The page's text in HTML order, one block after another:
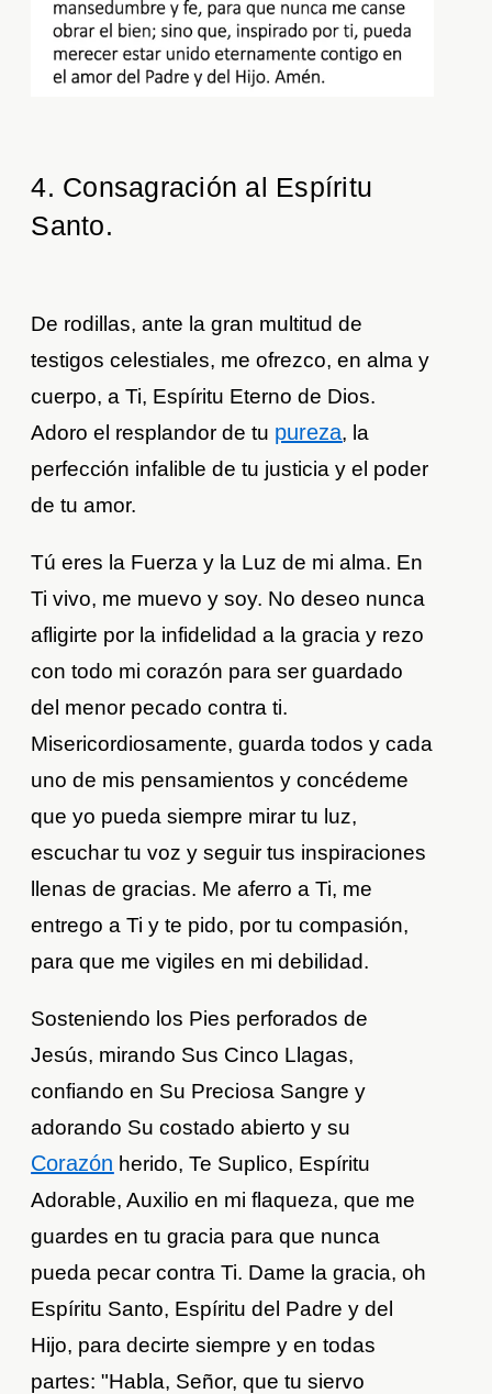
4. Consagración al Espíritu
Santo.
De rodillas, ante la gran multitud de
testigos celestiales, me ofrezco, en alma y
cuerpo, a Ti, Espíritu Eterno de Dios.
Adoro el resplandor de tu pureza, la
perfección infalible de tu justicia y el poder
de tu amor.
Tú eres la Fuerza y la Luz de mi alma. En
Ti vivo, me muevo y soy. No deseo nunca
afligirte por la infidelidad a la gracia y rezo
con todo mi corazón para ser guardado
del menor pecado contra ti.
Misericordiosamente, guarda todos y cada
uno de mis pensamientos y concédeme
que yo pueda siempre mirar tu luz,
escuchar tu voz y seguir tus inspiraciones
llenas de gracias. Me aferro a Ti, me
entrego a Ti y te pido, por tu compasión,
para que me vigiles en mi debilidad.
Sosteniendo los Pies perforados de
Jesús, mirando Sus Cinco Llagas,
confiando en Su Preciosa Sangre y
adorando Su costado abierto y su
Corazón herido, Te Suplico, Espíritu
Adorable, Auxilio en mi flaqueza, que me
guardes en tu gracia para que nunca
pueda pecar contra Ti. Dame la gracia, oh
Espíritu Santo, Espíritu del Padre y del
Hijo, para decirte siempre y en todas
partes: "Habla, Señor, que tu siervo